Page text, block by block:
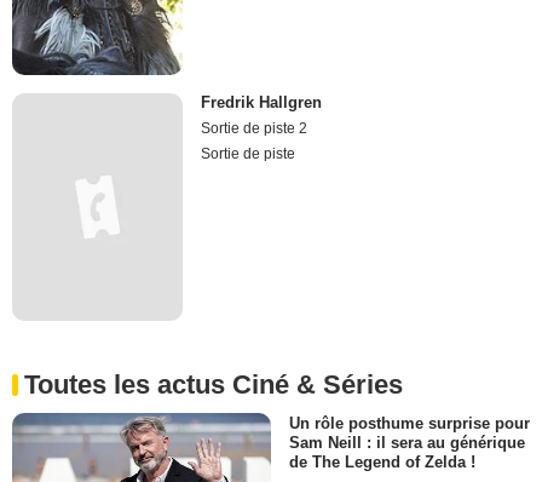
Fredrik Hallgren
Sortie de piste 2
Sortie de piste
Toutes les actus Ciné & Séries
Un rôle posthume surprise pour
Sam Neill : il sera au générique
de The Legend of Zelda !